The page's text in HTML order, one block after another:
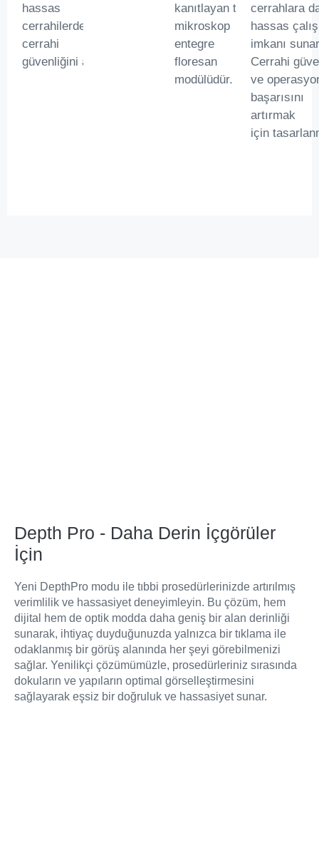
hassas
cerrahilerde
cerrahi
güvenliğini artırır.
kanıtlayan tek
mikroskop
entegre
floresan
modülüdür.
cerrahlara
hassas
imkanı
Cerrahi
ve
başarısını
artırmak
için
Depth Pro - Daha Derin İçgörüler
İçin
Yeni DepthPro modu ile tıbbi prosedürlerinizde artırılmış
verimlilik ve hassasiyet deneyimleyin. Bu çözüm, hem
dijital hem de optik modda daha geniş bir alan derinliği
sunarak, ihtiyaç duyduğunuzda yalnızca bir tıklama ile
odaklanmış bir görüş alanında her şeyi görebilmenizi
sağlar. Yenilikçi çözümümüzle, prosedürleriniz sırasında
dokuların ve yapıların optimal görselleştirmesini
sağlayarak eşsiz bir doğruluk ve hassasiyet sunar.